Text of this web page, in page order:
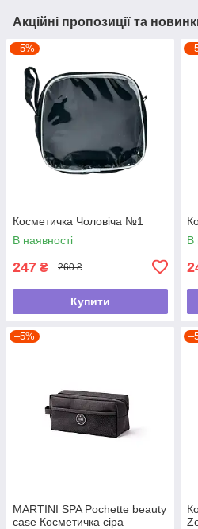
Акційні пропозиції та
–5%
Косметичка Чоловіча №1
В наявності
247 ₴ 260 ₴
Купити
В
–5%
MARTINI SPA Pochette beauty
case Косметичка сіра